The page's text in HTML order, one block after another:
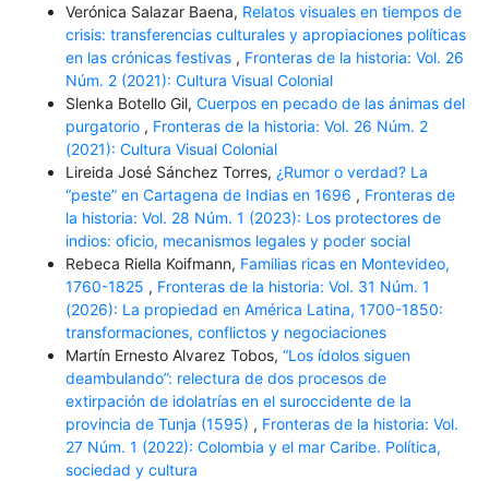
Verónica Salazar Baena, Relatos visuales en tiempos de
crisis: transferencias culturales y apropiaciones políticas
en las crónicas festivas , Fronteras de la historia: Vol. 26
Núm. 2 (2021): Cultura Visual Colonial
Slenka Botello Gil, Cuerpos en pecado de las ánimas del
purgatorio , Fronteras de la historia: Vol. 26 Núm. 2
(2021): Cultura Visual Colonial
Lireida José Sánchez Torres, ¿Rumor o verdad? La
“peste” en Cartagena de Indias en 1696 , Fronteras de
la historia: Vol. 28 Núm. 1 (2023): Los protectores de
indios: oficio, mecanismos legales y poder social
Rebeca Riella Koifmann, Familias ricas en Montevideo,
1760-1825 , Fronteras de la historia: Vol. 31 Núm. 1
(2026): La propiedad en América Latina, 1700-1850:
transformaciones, conflictos y negociaciones
Martín Ernesto Alvarez Tobos, “Los ídolos siguen
deambulando”: relectura de dos procesos de
extirpación de idolatrías en el suroccidente de la
provincia de Tunja (1595) , Fronteras de la historia: Vol.
27 Núm. 1 (2022): Colombia y el mar Caribe. Política,
sociedad y cultura